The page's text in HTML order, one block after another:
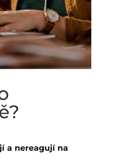
a nereagují na